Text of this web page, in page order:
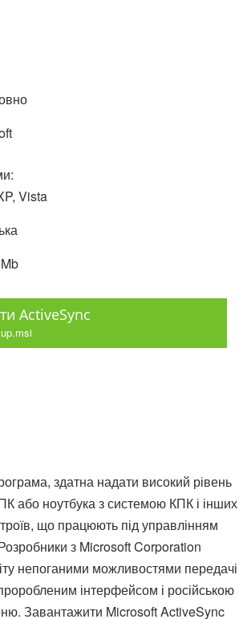
Vista
ActiveSync
здатна надати високий рівень
ПК або ноутбука з системою КПК і інших
що працюють під управлінням
з Microsoft Corporation
непоганими можливостями передачі
інтерфейсом і російською
Завантажити Microsoft ActiveSync